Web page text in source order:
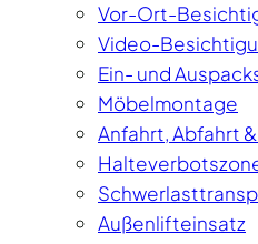
Vor-Ort-
Video-
Ein- und
Möbelmontage
Anfahrt, Abfahrt
Außenlifteinsatz